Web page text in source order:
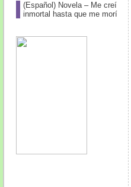
(Español) Novela – Me creí
inmortal hasta que me morí